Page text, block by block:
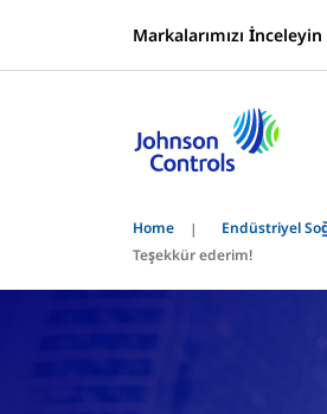
Markalarımızı İnceleyin
Home Endüstriyel
Teşekkür ederim!